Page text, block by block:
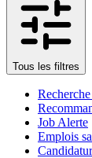
Tous les filtres
Job Alerte
Emplois